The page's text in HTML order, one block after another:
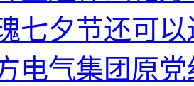
七夕节还可
电气集团原